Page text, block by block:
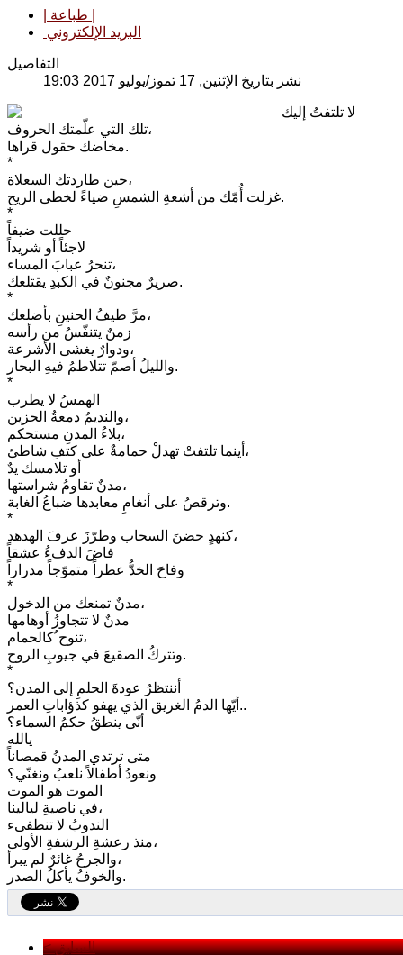
البريد الإلكتروني
التفاصيل
نشر بتاريخ الإثنين, 17 تموز/يوليو 2017 19:03
لا تلتفتُ إليك
تلك التي علّمتك الحروف،
مخاضك حقول قراها.
*
حين طاردتك السعلاة،
غزلت أُمّك من أشعةِ الشمسِ ضياءً لخطى الريح.
*
حللت ضيفاً
لاجئاً أو شريداً
تنحرُ عبابَ المساء،
صريرٌ مجنونٌ في الكبدِ يقتلعك.
*
مرَّ طيفُ الحنينِ بأضلعك،
زمنٌ يتنفّسُ من رأسه
ودوارٌ يغشى الأشرعة،
والليلُ أصمّ تتلاطمُ فيهِ البحار.
*
الهمسُ لا يطرب
والنديمُ دمعةُ الحزين،
بلاءُ المدنِ مستحكم،
أينما تلتفتْ تهدلْ حمامةٌ على كتفِ شاطئ،
أو تلامسك يدٌ
مدنٌ تقاومُ شراستها،
وترقصُ على أنغامِ معابدها ضباعُ الغابة.
*
كنهدٍ حضنَ السحاب وطرّزَ عرفَ الهدهد،
فاضَ الدفءُ عشقاً
وفاحَ الخدُّ عطراً متموّجاً مدراراً
*
مدنٌ تمنعك من الدخول،
مدنٌ لا تتجاوزُ أوهامها
تنوح ُكالحمام،
وتتركُ الصقيعَ في جيوبِ الروح.
*
أننتظرُ عودةَ الحلمِ إلى المدن؟
أيّها الدمُ الغريق الذي يهفو كذؤاباتِ العمر..
أنّى ينطقُ حكمُ السماء؟
يالله
متى ترتدي المدنُ قمصاناً
ونعودُ أطفالاً نلعبُ ونغنّي؟
الموت هو الموت
في ناصيةِ ليالينا،
الندوبُ لا تنطفىء
منذ رعشةِ الرشفةِ الأولى،
والجرحُ غائرٌ لم يبرأ،
والخوفُ يأكلُ الصدر.
< السابق